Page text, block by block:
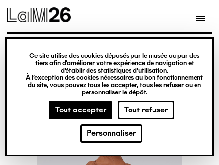
Gestion des cookies
Ce site utilise des cookies déposés par le musée ou par des
tiers afin d’améliorer votre expérience de navigation et
d’établir des statistiques d’utilisation.
À l’exception des cookies nécessaires au bon fonctionnement
du site, vous pouvez tous les accepter, tous les refuser ou en
personnaliser le dépôt.
Tout accepter Tout refuser
Personnaliser
contenu